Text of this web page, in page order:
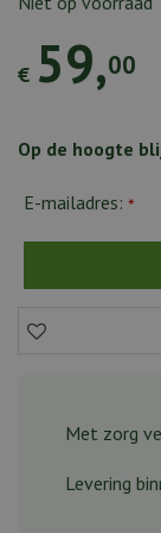
€ 59,00
Op de hoogte
E-mailadres: *
Met zorg
Levering